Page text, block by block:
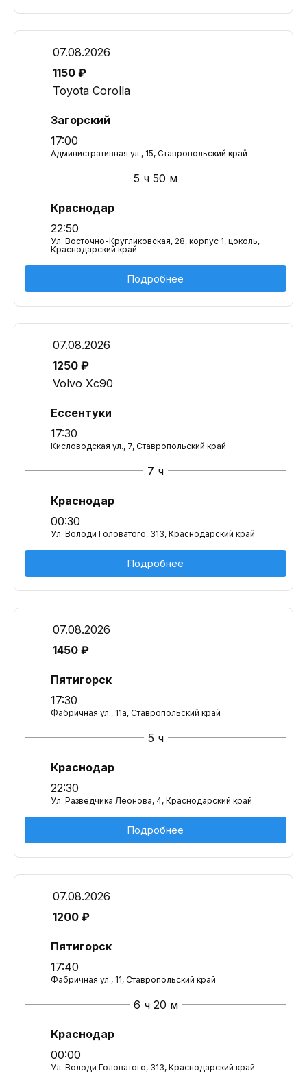
07.08.2026
1150 ₽
Toyota Corolla
Загорский
17:00
Административная ул., 15, Ставропольский край
5 ч 50 м
Краснодар
22:50
Ул. Восточно-Кругликовская, 28, корпус 1, цоколь,
Краснодарский край
Подробнее
07.08.2026
1250 ₽
Volvo Xc90
Ессентуки
17:30
Кисловодская ул., 7, Ставропольский край
7 ч
Краснодар
00:30
Ул. Володи Головатого, 313, Краснодарский край
Подробнее
07.08.2026
1450 ₽
Пятигорск
17:30
Фабричная ул., 11а, Ставропольский край
5 ч
Краснодар
22:30
Ул. Разведчика Леонова, 4, Краснодарский край
Подробнее
07.08.2026
1200 ₽
Пятигорск
17:40
Фабричная ул., 11, Ставропольский край
6 ч 20 м
Краснодар
00:00
Ул. Володи Головатого, 313, Краснодарский край